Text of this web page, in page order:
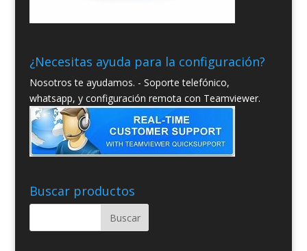
¿Necesitas ayuda para la configuración?
Nosotros te ayudamos. - Soporte telefónico,
whatsapp, y configuración remota con Teamviewer.
Buscar productos